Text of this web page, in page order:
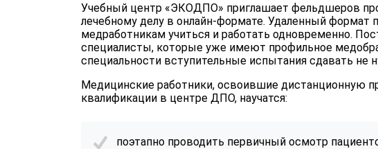
Учебный центр «ЭКОДПО» приглашает фельдшеров
лечебному делу в онлайн-формате. Удаленный формат
медработникам учиться и работать одновременно.
специалисты, которые уже имеют профильное
специальности вступительные испытания сдавать не
Медицинские работники, освоившие дистанционную
квалификации в центре ДПО, научатся:
поэтапно проводить первичный осмотр